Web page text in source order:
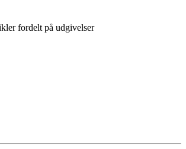
fordelt på udgivelser